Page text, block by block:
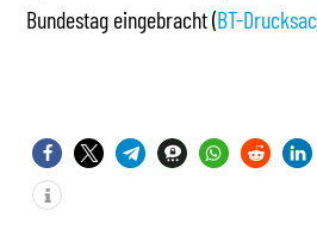
Bundestag eingebracht (BT-